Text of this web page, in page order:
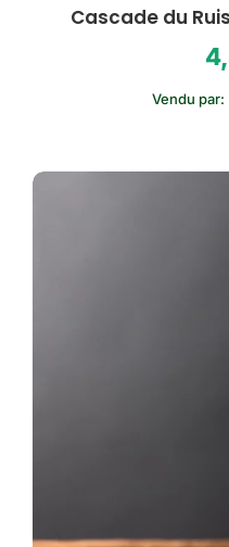
Cascade du
Vendu par: